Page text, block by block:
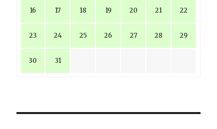
16 17 18 19 20 21 22
23 24 25 26 27 28 29
30 31